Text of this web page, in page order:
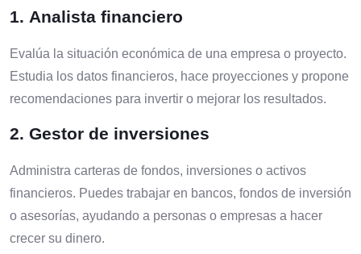
1. Analista financiero
Evalúa la situación económica de una empresa o proyecto.
Estudia los datos financieros, hace proyecciones y propone
recomendaciones para invertir o mejorar los resultados.
2. Gestor de inversiones
Administra carteras de fondos, inversiones o activos
financieros. Puedes trabajar en bancos, fondos de inversión
o asesorías, ayudando a personas o empresas a hacer
crecer su dinero.